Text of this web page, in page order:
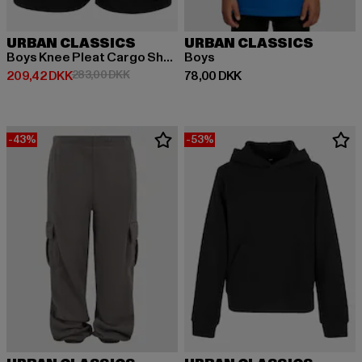
URBAN CLASSICS
Boys Knee Pleat Cargo Shorts
209,42 DKK
Nuværende pris: 209,42 DKK
283,00 DKKKampagnepris: 283,00 DKK
URBAN CLASSICS
Boys
78,00 DKK
Nuværende pris: 78,00 DKK
-43% -53%